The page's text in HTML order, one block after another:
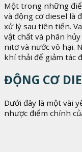
Một trong những
và động cơ diesel là
xử lý sau tiên tiến.
vật chất và phân
nitơ và nước vô hại.
khí thải để giảm tác
ĐỘNG CƠ
Dưới đây là một vài
nhược điểm chính